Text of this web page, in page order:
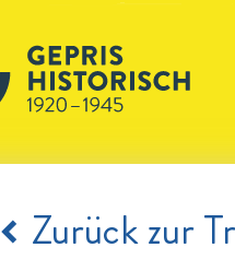
Zurück zur